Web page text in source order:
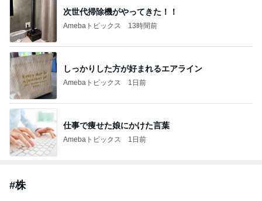
次世代掃除機がやってきた！！
Amebaトピックス 13時間前
しっかりした方が好まれるエアライン
Amebaトピックス 1日前
仕事で痩せた娘にかけた言葉
Amebaトピックス 1日前
#株